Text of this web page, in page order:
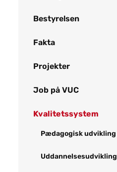
Bestyrelsen
Fakta
Projekter
Job på VUC
Kvalitetssystem
Pædagogisk udvikling
Uddannelsesudvikling